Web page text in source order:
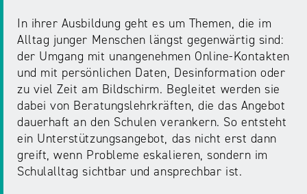
In ihrer Ausbildung geht es um Themen, die im
Alltag junger Menschen längst gegenwärtig sind:
der Umgang mit unangenehmen Online-Kontakten
und mit persönlichen Daten, Desinformation oder
zu viel Zeit am Bildschirm. Begleitet werden sie
dabei von Beratungslehrkräften, die das Angebot
dauerhaft an den Schulen verankern. So entsteht
ein Unterstützungsangebot, das nicht erst dann
greift, wenn Probleme eskalieren, sondern im
Schulalltag sichtbar und ansprechbar ist.